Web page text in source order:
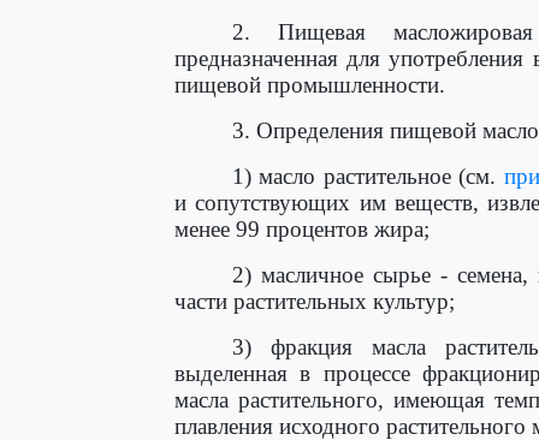
2. Пищевая
предназначенная для
пищевой промышленности.
3. Определения пищевой
1) масло растительное (см.
и сопутствующих им веществ,
менее 99 процентов жира;
2) масличное сырье -
части растительных культур;
3) фракция масла
выделенная в процессе
масла растительного, имеющая
плавления исходного